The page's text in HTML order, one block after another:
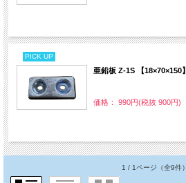
PICK UP
亜鉛板 Z-1S 【18×70×150】
価格： 990円(税抜 900円)
1 / 1ページ （全9件）